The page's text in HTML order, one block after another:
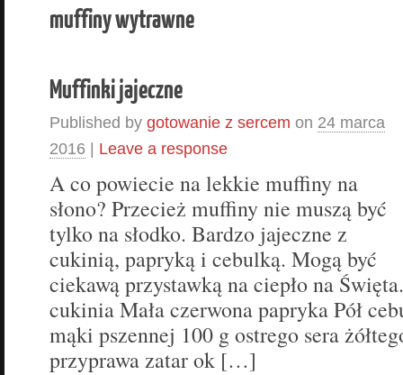
muffiny wytrawne
Muffinki jajeczne
Published by gotowanie z sercem on 24 marca
2016 | Leave a response
A co powiecie na lekkie muffiny na
słono? Przecież muffiny nie muszą być
tylko na słodko. Bardzo jajeczne z
cukinią, papryką i cebulką. Mogą być
ciekawą przystawką na ciepło na
cukinia Mała czerwona papryka Pół
mąki pszennej 100 g ostrego sera
przyprawa zatar ok […]